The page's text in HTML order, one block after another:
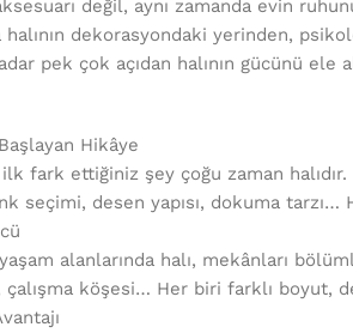
değil, aynı zamanda evin
halının dekorasyondaki yerinden,
pek çok açıdan halının gücünü
Hikâye
fark ettiğiniz şey çoğu zaman
seçimi, desen yapısı, dokuma
alanlarında halı, mekânları
çalışma köşesi… Her biri farklı boyut,